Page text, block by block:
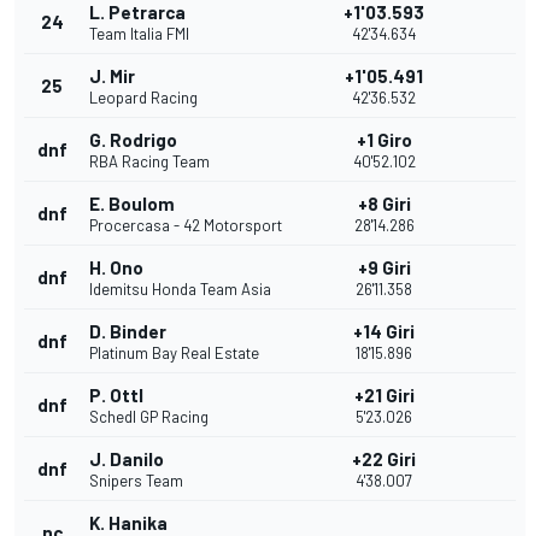
24 L. Petrarca
Team Italia FMI
+1'03.593
42'34.634
25 J. Mir
Leopard Racing
+1'05.491
42'36.532
dnf G. Rodrigo
RBA Racing Team
+1 Giro
40'52.102
dnf E. Boulom
Procercasa - 42 Motorsport
+8 Giri
28'14.286
dnf H. Ono
Idemitsu Honda Team Asia
+9 Giri
26'11.358
dnf D. Binder
Platinum Bay Real Estate
+14 Giri
18'15.896
dnf P. Ottl
Schedl GP Racing
+21 Giri
5'23.026
dnf J. Danilo
Snipers Team
+22 Giri
4'38.007
K. Hanika